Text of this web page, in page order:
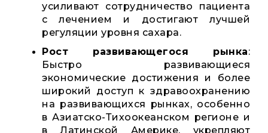
усиливают сотрудничество пациента
с лечением и достигают лучшей
регуляции уровня сахара.
Рост развивающегося рынка:
Быстро развивающиеся
экономические достижения и более
широкий доступ к здравоохранению
на развивающихся рынках, особенно
в Азиатско-Тихоокеанском регионе и
в Латинской Америке, укрепляют